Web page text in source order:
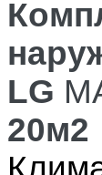
LG
20м2